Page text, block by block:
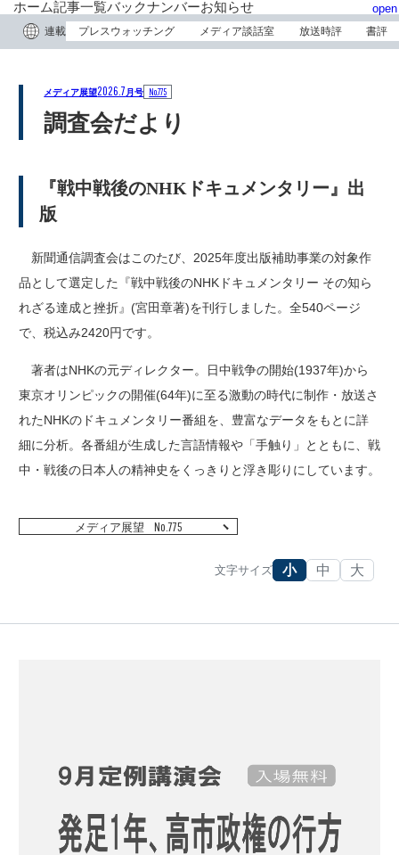
open
ホーム記事一覧バックナンバーお知らせ
連載 プレスウォッチング メディア談話室 放送時評 書評
メディア展望2026.7月号 No.775
調査会だより
『戦中戦後のNHKドキュメンタリー』出
版
新聞通信調査会はこのたび、2025年度出版補助事業の対象作
品として選定した『戦中戦後のNHKドキュメンタリー その知ら
れざる達成と挫折』(宮田章著)を刊行しました。全540ページ
で、税込み2420円です。
著者はNHKの元ディレクター。日中戦争の開始(1937年)から
東京オリンピックの開催(64年)に至る激動の時代に制作・放送さ
れたNHKのドキュメンタリー番組を、豊富なデータをもとに詳
細に分析。各番組が生成した言語情報や「手触り」とともに、戦
中・戦後の日本人の精神史をくっきりと浮き彫りにしています。
メディア展望 No.775
文字サイズ 小 中 大